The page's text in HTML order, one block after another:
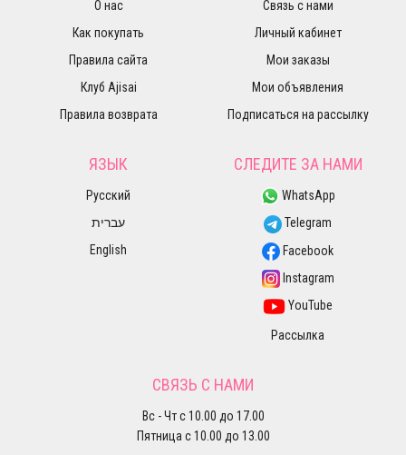
О нас
Как покупать
Правила сайта
Клуб Ajisai
Правила возврата
Связь с нами
Личный кабинет
Мои заказы
Мои объявления
Подписаться на рассылку
ЯЗЫК
Русский
עברית
English
СЛЕДИТЕ ЗА НАМИ
WhatsApp
Telegram
Facebook
Instagram
YouTube
Рассылка
СВЯЗЬ С НАМИ
Вс - Чт с 10.00 до 17.00
Пятница с 10.00 до 13.00